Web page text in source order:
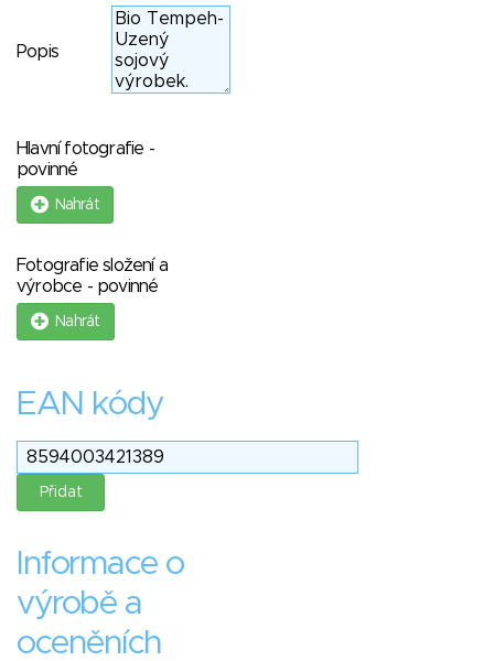
Popis
Hlavní fotografie -
povinné
Nahrát
Fotografie složení a
výrobce - povinné
Nahrát
EAN kódy
Informace o
výrobě a
oceněních